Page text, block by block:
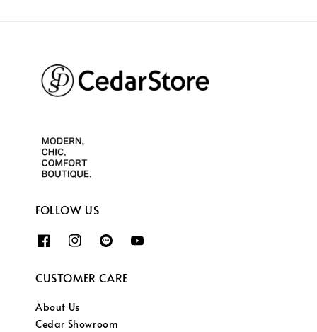
FOLLOW US
CUSTOMER CARE
About Us
Cedar Showroom